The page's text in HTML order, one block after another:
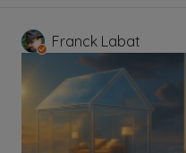
Franck Labat